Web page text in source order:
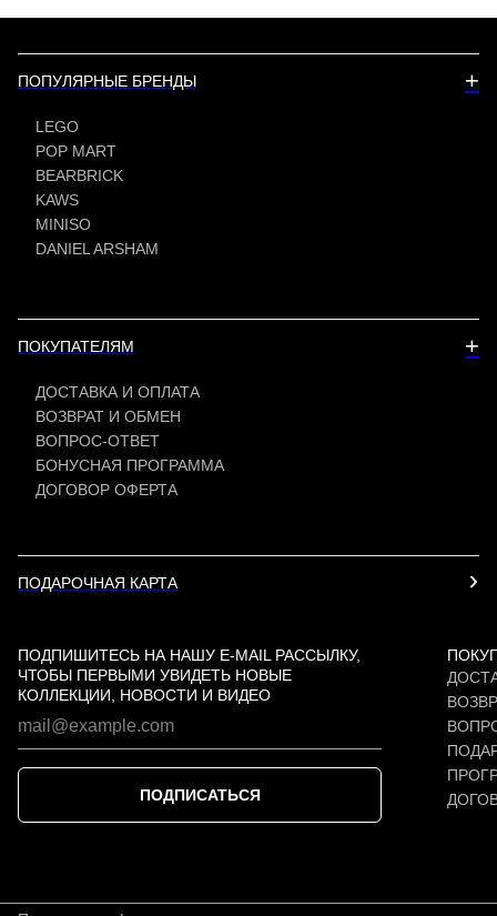
ПОПУЛЯРНЫЕ БРЕНДЫ +
LEGO
POP MART
BEARBRICK
KAWS
MINISO
DANIEL ARSHAM
ПОКУПАТЕЛЯМ +
ДОСТАВКА И ОПЛАТА
ВОЗВРАТ И ОБМЕН
ВОПРОС-ОТВЕТ
БОНУСНАЯ ПРОГРАММА
ДОГОВОР ОФЕРТА
ПОДАРОЧНАЯ КАРТА
ПОДПИШИТЕСЬ НА НАШУ E-MAIL РАССЫЛКУ,
ЧТОБЫ ПЕРВЫМИ УВИДЕТЬ НОВЫЕ
КОЛЛЕКЦИИ, НОВОСТИ И ВИДЕО
ПОДПИСАТЬСЯ